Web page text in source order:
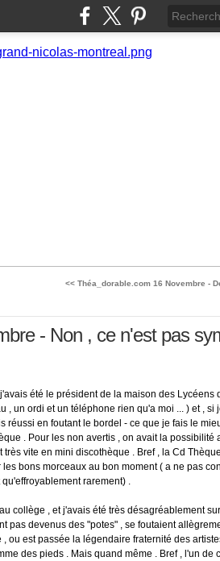
<< Théa_dorable.com 16 Novembre -
- Non , ce n'est pas
été le président de la maison des
, un ordi et un téléphone rien qu'a moi ... ) et ,
réussi en foutant le bordel - ce que je fais le
. Pour les non avertis , on avait la
très vite en mini discothèque . Bref , la Cd
bons morceaux au bon moment ( a ne pas
rarement) .
collège , et j'avais été très désagréablement
pas devenus des "potes" , se foutaient
ou est passée la légendaire fraternité des
des pieds . Mais quand même . Bref , l'un de